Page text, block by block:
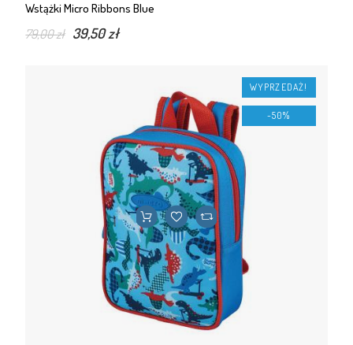
Wstążki Micro Ribbons Blue
79,00 zł 39,50 zł
WYPRZEDAŻ!
-50%